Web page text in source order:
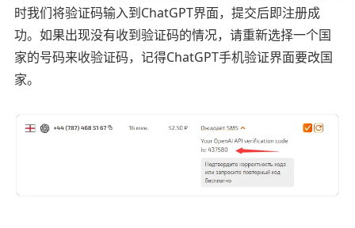
时我们将验证码输入到ChatGPT界面，提交后即注册成
功。如果出现没有收到验证码的情况，请重新选择一个国
家的号码来收验证码，记得ChatGPT手机验证界面要改国
家。